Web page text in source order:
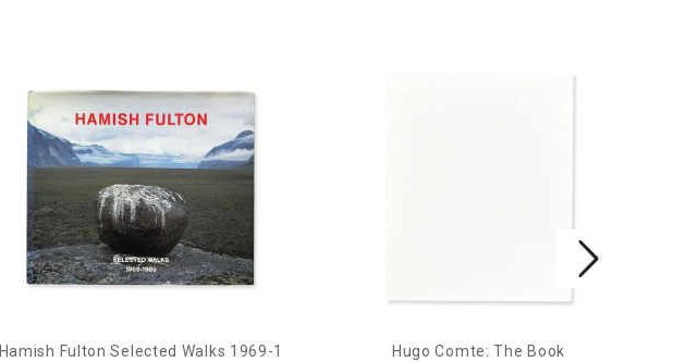
Hamish Fulton Selected Walks 1969-1
Hugo Comte: The Book